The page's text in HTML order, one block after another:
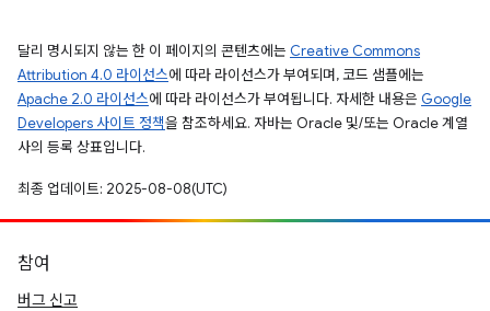
달리 명시되지 않는 한 이 페이지의 콘텐츠에는 Creative Commons
Attribution 4.0 라이선스에 따라 라이선스가 부여되며, 코드 샘플에는
Apache 2.0 라이선스에 따라 라이선스가 부여됩니다. 자세한 내용은 Google
Developers 사이트 정책을 참조하세요. 자바는 Oracle 및/또는 Oracle 계열
사의 등록 상표입니다.
최종 업데이트: 2025-08-08(UTC)
참여
버그 신고